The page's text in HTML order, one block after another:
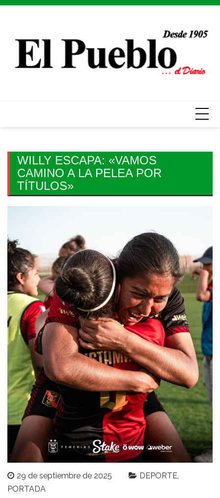
Skip
WILLY ESCAPA: «VAMOS
CAMINO A LA PELEA POR
TÍTULOS»
29 de septiembre de 2025
DEPORTE
PORTADA